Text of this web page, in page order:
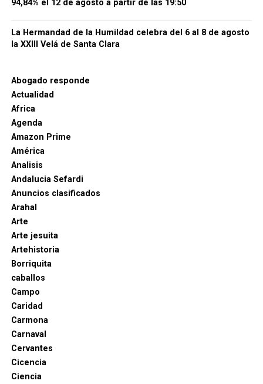
Alhama: la hazaña que encendió
la Guerra de Granada
Ponce de León en una figura de alcance peninsular.
La operación fue preparada con enorme secreto. Una
fuerza integrada por hombres del marqués, del
asistente de Sevilla Diego de Merlo y de otros
capitanes alcanzó de noche la fortaleza. Un grupo de
escaladores penetró en el recinto y abrió el camino
al resto de las tropas.
La toma de Alhama provocó una conmoción en
94,84% el 12 de agosto a partir de las 19:50
La Hermandad de la Humildad celebra del 6 al 8 de agosto
la XXIII Velá de Santa Clara
Abogado responde
Actualidad
Africa
Agenda
Amazon Prime
América
Analisis
Andalucia Sefardi
Anuncios clasificados
Arahal
Arte
Arte jesuita
Artehistoria
Borriquita
caballos
Campo
Caridad
Carmona
Carnaval
Cervantes
Cicencia
Ciencia